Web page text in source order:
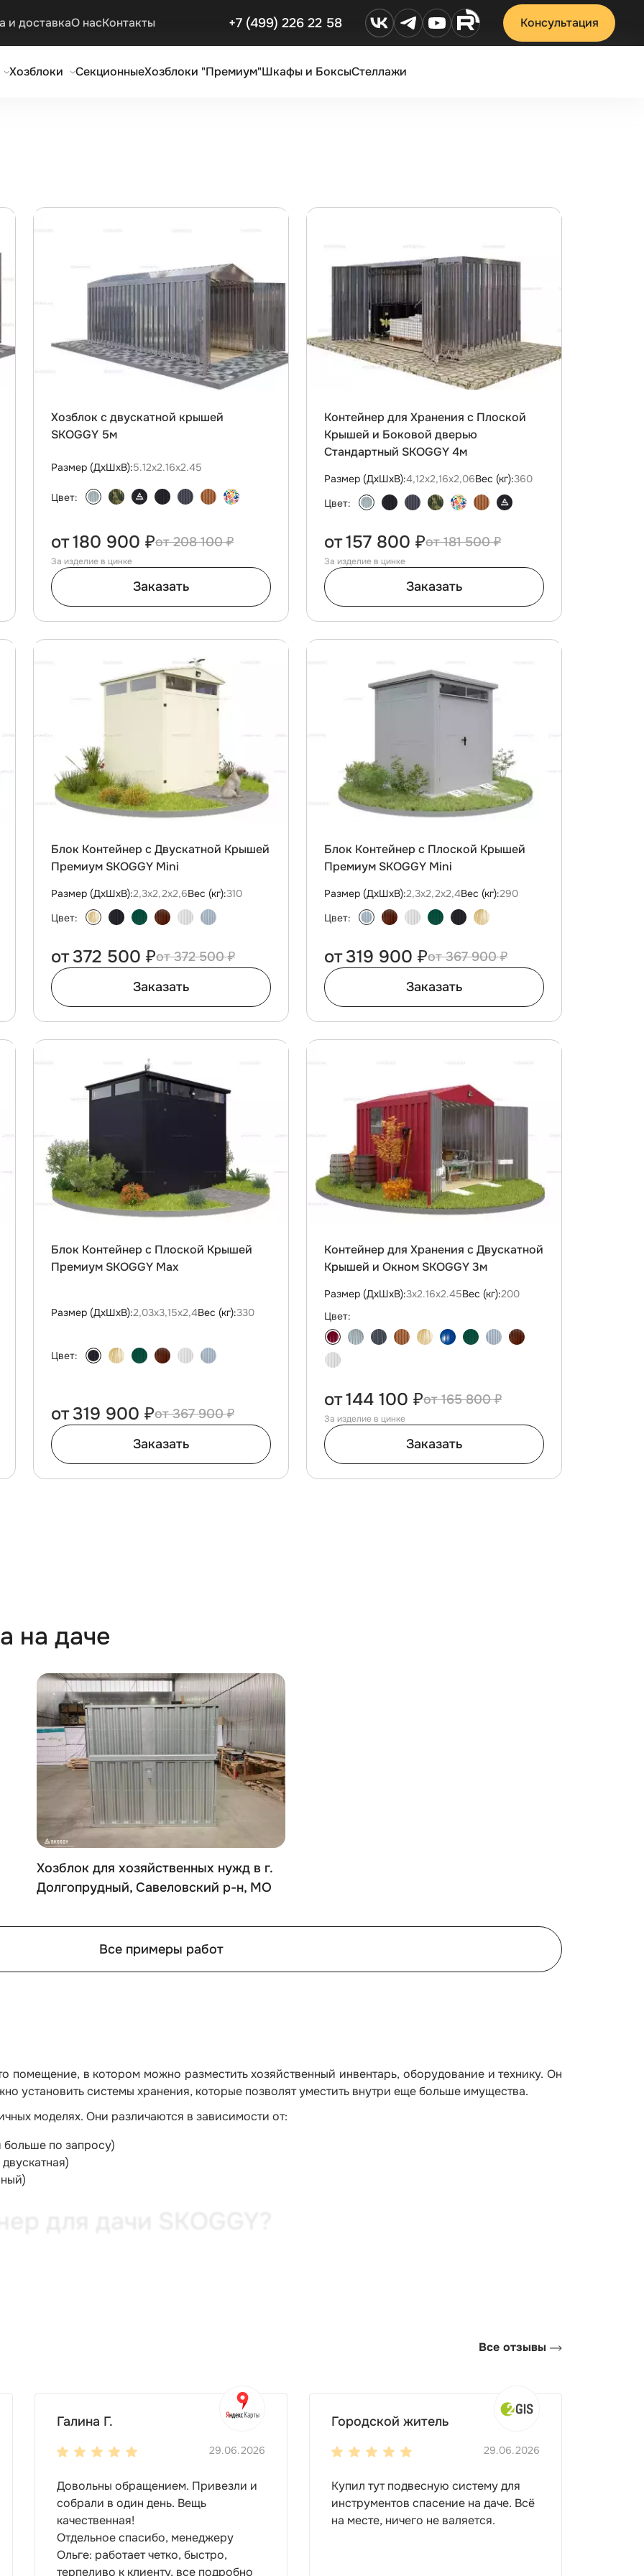
и доставкаО насКонтакты +7 (499) 226 22 58 Консультация
Хозблоки СекционныеХозблоки "Премиум"Шкафы и БоксыСтеллажи
Хозблок с двускатной крышей
SKOGGY 5м
Размер (ДxШxВ):5.12х2.16х2.45
Цвет:
208 100 ₽
от180 900 ₽
За изделие в цинке
Заказать
Контейнер для Хранения с Плоской
Крышей и Боковой дверью
Стандартный SKOGGY 4м
Размер (ДxШxВ):4,12х2,16х2,06Вес (кг):360
Цвет:
181 500 ₽
от157 800 ₽
За изделие в цинке
Заказать
Блок Контейнер с Двускатной Крышей
Премиум SKOGGY Mini
Размер (ДxШxВ):2,3х2,2х2,6Вес (кг):310
Цвет:
372 500 ₽
от372 500 ₽
Заказать
Блок Контейнер с Плоской Крышей
Премиум SKOGGY Mini
Размер (ДxШxВ):2,3х2,2х2,4Вес (кг):290
Цвет:
367 900 ₽
от319 900 ₽
Заказать
Блок Контейнер с Плоской Крышей
Премиум SKOGGY Max
Размер (ДxШxВ):2,03х3,15х2,4Вес (кг):330
Цвет:
367 900 ₽
от319 900 ₽
Заказать
Контейнер для Хранения с Двускатной
Крышей и Окном SKOGGY 3м
Размер (ДxШxВ):3х2.16х2.45Вес (кг):200
Цвет:
165 800 ₽
от144 100 ₽
За изделие в цинке
Заказать
на даче
Хозблок для хозяйственных нужд в г.
Долгопрудный, Савеловский р-н, МО
Все примеры работ
помещение, в котором можно разместить хозяйственный инвентарь, оборудование и технику. Он
установить системы хранения, которые позволят уместить внутри еще больше имущества.
моделях. Они различаются в зависимости от:
по запросу)
достаточно небольшого контейнера, длина которого – 2-3 м. Вы можете выбрать сооружение с
кровлей. Каждый вариант имеет свои преимущества.
не дадут хозблоку сломаться или испортиться. Вы сможете установить сверху еще несколько
места внутри. Вы сможете разместить здесь что угодно:
Все отзывы
Галина Г.
29.06.2026
Довольны обращением. Привезли и
собрали в один день. Вещь
качественная!
Отдельное спасибо, менеджеру
Ольге: работает четко, быстро,
терпеливо к клиенту, все подробно
Городской житель
29.06.2026
Купил тут подвесную систему для
инструментов спасение на даче. Всё
на месте, ничего не валяется.